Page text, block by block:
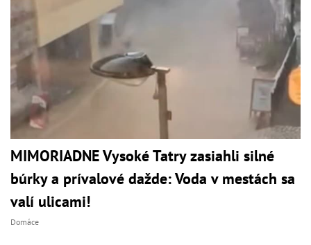
MIMORIADNE Vysoké Tatry zasiahli silné
búrky a prívalové dažde: Voda v mestách sa
valí ulicami!
Domáce